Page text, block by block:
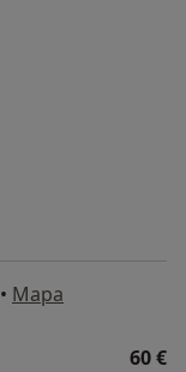
• Mapa
60 €